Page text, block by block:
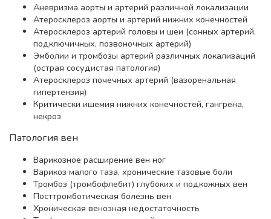
Аневризма аорты и артерий различной локализации
Атеросклероз аорты и артерий нижних конечностей
Атеросклероз артерий головы и шеи (сонных артерий,
подключичных, позвоночных артерий)
Эмболии и тромбозы артерий различных локализаций
(острая сосудистая патология)
Атеросклероз почечных артерий (вазоренальная
гипертензия)
Критически ишемия нижних конечностей, гангрена,
некроз
Патология вен
Варикозное расширение вен ног
Варикоз малого таза, хронические тазовые боли
Тромбоз (тромбофлебит) глубоких и подкожных вен
Посттромботическая болезнь вен
Хроническая венозная недостаточность